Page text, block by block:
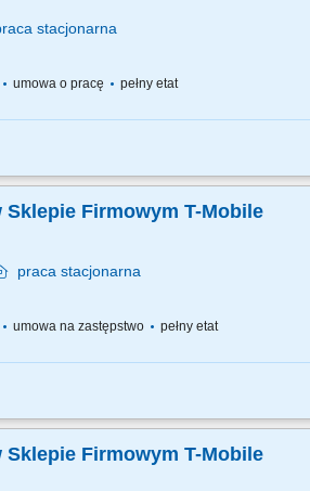
stacjonarna
umowa o pracę pełny etat
obsługa klienta i obowiązki salonowe, 30%
Firmowym T-Mobile
praca stacjonarna
umowa na zastępstwo pełny etat
obsługa klienta i obowiązki salonowe, 40%
Firmowym T-Mobile